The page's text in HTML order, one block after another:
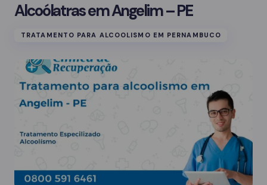
Alcoólatras em Angelim – PE
TRATAMENTO PARA ALCOOLISMO EM PERNAMBUCO